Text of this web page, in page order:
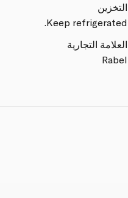
التخزين
Keep refrigerated.
العلامة التجارية
Rabel